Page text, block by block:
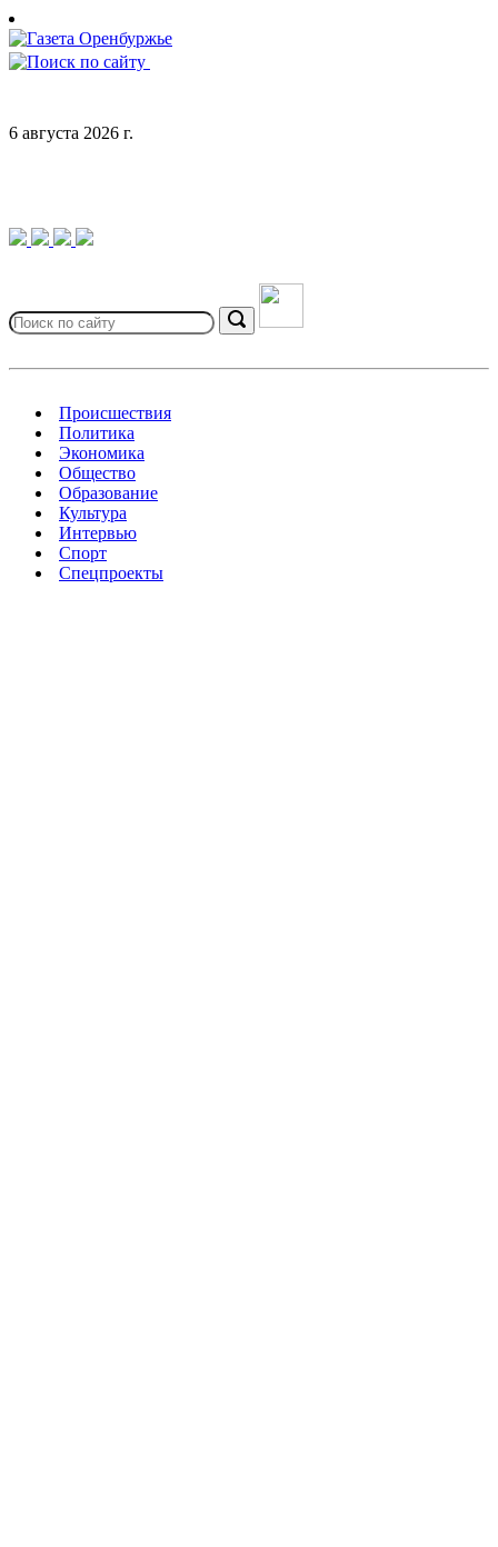
Skip
to
content
6 августа 2026 г.
for:
Search
Происшествия
Политика
Экономика
Общество
Образование
Культура
Интервью
Спорт
Спецпроекты